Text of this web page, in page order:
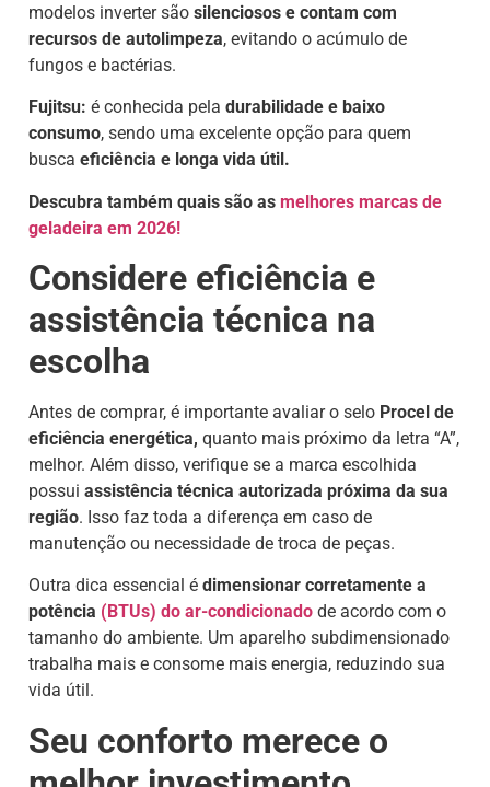
modelos inverter são silenciosos e contam com
recursos de autolimpeza, evitando o acúmulo de
fungos e bactérias.
Fujitsu: é conhecida pela durabilidade e baixo
consumo, sendo uma excelente opção para quem
busca eficiência e longa vida útil.
Descubra também quais são as melhores marcas de
geladeira em 2026!
Considere eficiência e
assistência técnica na
escolha
Antes de comprar, é importante avaliar o selo Procel de
eficiência energética, quanto mais próximo da letra “A”,
melhor. Além disso, verifique se a marca escolhida
possui assistência técnica autorizada próxima da sua
região. Isso faz toda a diferença em caso de
manutenção ou necessidade de troca de peças.
Outra dica essencial é dimensionar corretamente a
potência (BTUs) do ar-condicionado de acordo com o
tamanho do ambiente. Um aparelho subdimensionado
trabalha mais e consome mais energia, reduzindo sua
vida útil.
Seu conforto merece o